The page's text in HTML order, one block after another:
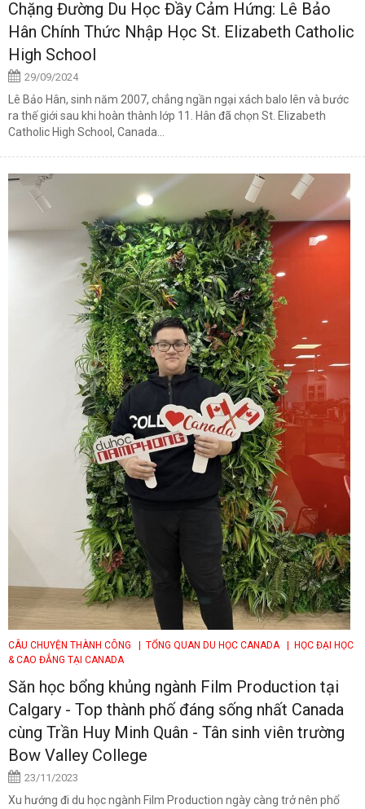
Chặng Đường Du Học Đầy Cảm Hứng: Lê Bảo
Hân Chính Thức Nhập Học St. Elizabeth Catholic
High School
29/09/2024
Lê Bảo Hân, sinh năm 2007, chẳng ngần ngại xách balo lên và bước
ra thế giới sau khi hoàn thành lớp 11. Hân đã chọn St. Elizabeth
Catholic High School, Canada...
CÂU CHUYỆN THÀNH CÔNG | TỔNG QUAN DU HỌC CANADA
| HỌC ĐẠI HỌC
& CAO ĐẲNG TẠI CANADA
Săn học bổng khủng ngành Film Production tại
Calgary - Top thành phố đáng sống nhất Canada
cùng Trần Huy Minh Quân - Tân sinh viên trường
Bow Valley College
23/11/2023
Xu hướng đi du học ngành Film Production ngày càng trở nên phổ